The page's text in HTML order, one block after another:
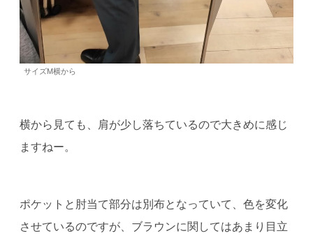
サイズM横から
横から見ても、肩が少し落ちているので大きめに感じ
ますねー。
ポケットと肘当て部分は別布となっていて、色を変化
させているのですが、ブラウンに関してはあまり目立